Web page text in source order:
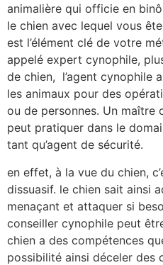
animalière qui officie en
le chien avec lequel vous
est l’élément clé de votre
appelé expert cynophile,
de chien, l’agent cynophile
les animaux pour des
ou de personnes. Un maître
peut pratiquer dans le
tant qu’agent de sécurité.
en effet, à la vue du chien,
dissuasif. le chien sait ainsi
menaçant et attaquer si
conseiller cynophile peut
chien a des compétences
possibilité ainsi déceler des